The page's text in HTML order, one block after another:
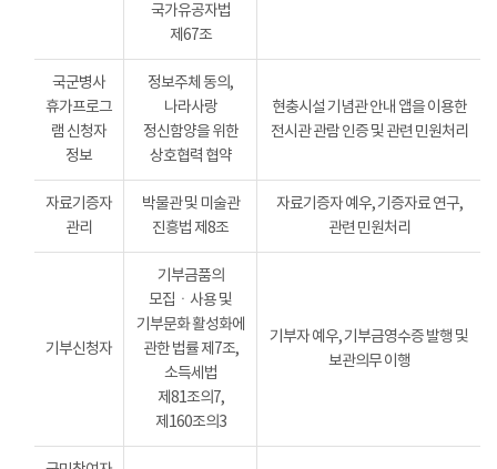
국가유공자법
제67조
국군병사
휴가프로그
램 신청자
정보
정보주체 동의,
나라사랑
정신함양을 위한
상호협력 협약
현충시설 기념관 안내 앱을 이용한
전시관 관람 인증 및 관련 민원처리
자료기증자
관리
박물관 및 미술관
진흥법 제8조
자료기증자 예우, 기증자료 연구,
관련 민원처리
기부신청자
기부금품의
모집ㆍ사용 및
기부문화 활성화에
관한 법률 제7조,
소득세법
제81조의7,
제160조의3
기부자 예우, 기부금영수증 발행 및
보관의무 이행